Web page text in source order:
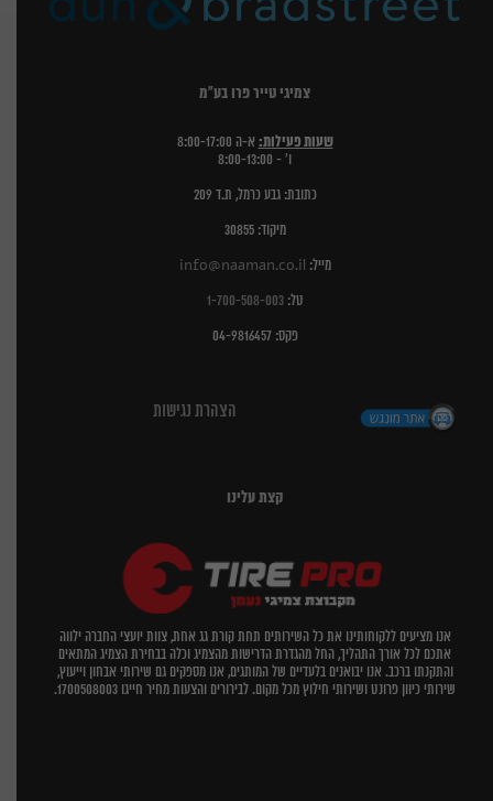
צמיגי טייר פרו בע"מ
שעות פעילות: א-ה 8:00-17:00
ו' - 8:00-13:00
כתובת: גבע כרמל, ת.ד 209
מיקוד: 30855
מייל: info@naaman.co.il
טל:1-700-508-003
פקס: 04-9816457
הצהרת נגישות
קצת עלינו
אנו מציעים ללקוחותינו את כל השירותים תחת קורת גג אחת, צוות יועצי החברה ילווה
אתכם לכל אורך התהליך, החל מהגדרת הדרישות מהצמיג וכלה בבחירת הצמיג המתאים
והתקנתו ברכב. אנו יבואנים בלעדיים של המותגים, אנו מספקים גם שירותי אבחון וייעוץ,
שירותי כיוון פרונט ושירותי חילוץ מכל מקום. לבירורים והצעות מחיר חייגו 1700508003.